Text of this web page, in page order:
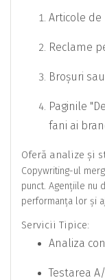
Articole de
Reclame
Broșuri
Paginile
fani ai
Oferă analize și
Copywriting-ul
punct. Agențiile nu
performanța lor și
Servicii Tipice:
Analiza
Testarea